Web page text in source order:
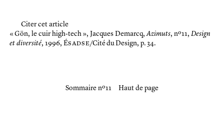
Citer cet article
« Gön, le cuir high‑tech », Jacques Demarcq,Azimuts, nº 11, Design
et diversité, 1996, Ésadse/Cité du Design, p. 34.
Sommaire nº 11 Haut de page